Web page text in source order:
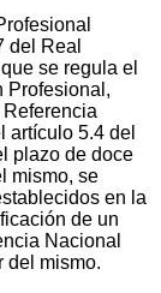
del Real
se regula el
Profesional,
artículo 5.4 del
plazo de doce
mismo, se
en la
de un
Nacional
del mismo.